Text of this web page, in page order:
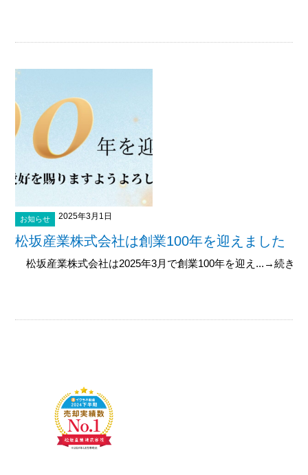
お知らせ 2025年3月1日
松坂産業株式会社は創業100年を迎えました
松坂産業株式会社は2025年3月で創業100年を迎え...→続きを